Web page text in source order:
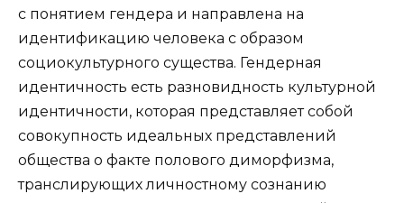
с понятием гендера и направлена на
идентификацию человека с образом
социокультурного существа. Гендерная
идентичность есть разновидность культурной
идентичности, которая представляет собой
совокупность идеальных представлений
общества о факте полового диморфизма,
транслирующих личностному сознанию